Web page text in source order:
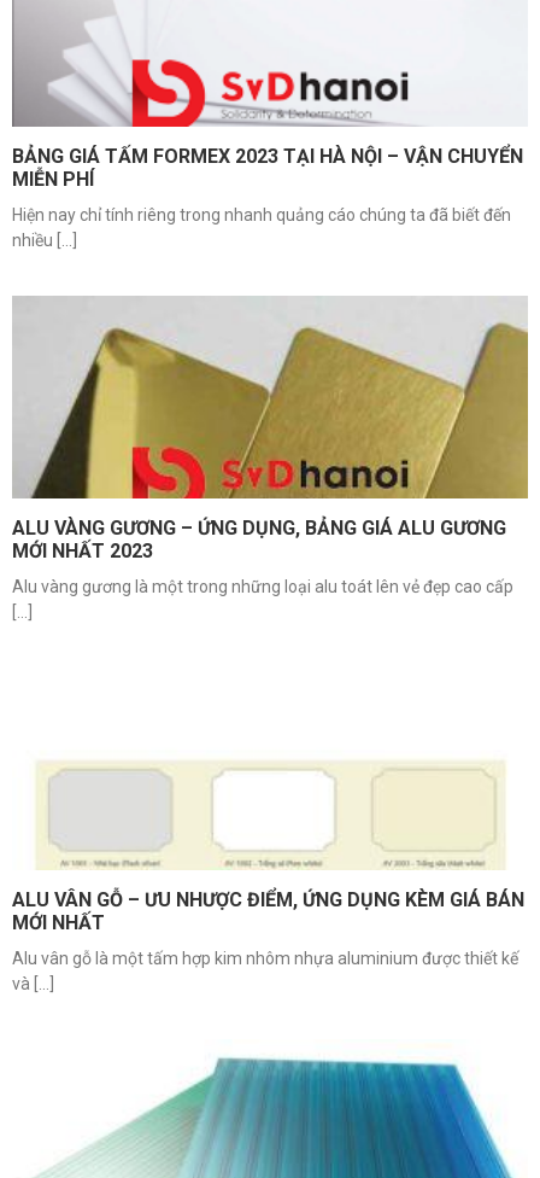
BẢNG GIÁ TẤM FORMEX 2023 TẠI HÀ NỘI – VẬN CHUYỂN
MIỄN PHÍ
Hiện nay chỉ tính riêng trong nhanh quảng cáo chúng ta đã biết đến
nhiều [...]
ALU VÀNG GƯƠNG – ỨNG DỤNG, BẢNG GIÁ ALU GƯƠNG
MỚI NHẤT 2023
Alu vàng gương là một trong những loại alu toát lên vẻ đẹp cao cấp
ALU VÂN GỖ – ƯU NHƯỢC ĐIỂM, ỨNG DỤNG KÈM GIÁ BÁN
MỚI NHẤT
Alu vân gỗ là một tấm hợp kim nhôm nhựa aluminium được thiết kế
và [...]